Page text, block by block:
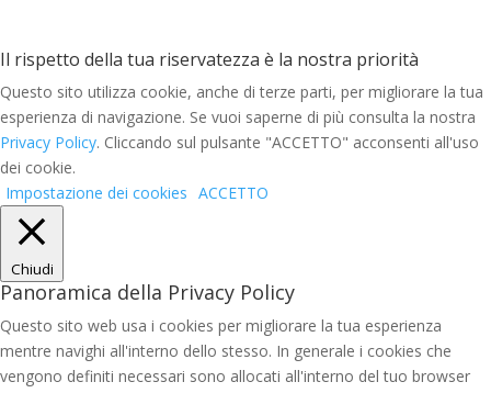
Il rispetto della tua riservatezza è la nostra priorità
Questo sito utilizza cookie, anche di terze parti, per migliorare la tua
esperienza di navigazione. Se vuoi saperne di più consulta la nostra
Privacy Policy. Cliccando sul pulsante "ACCETTO" acconsenti all'uso
dei cookie.
Impostazione dei cookies ACCETTO
Chiudi
Panoramica della Privacy Policy
Questo sito web usa i cookies per migliorare la tua esperienza
mentre navighi all'interno dello stesso. In generale i cookies che
vengono definiti necessari sono allocati all'interno del tuo browser